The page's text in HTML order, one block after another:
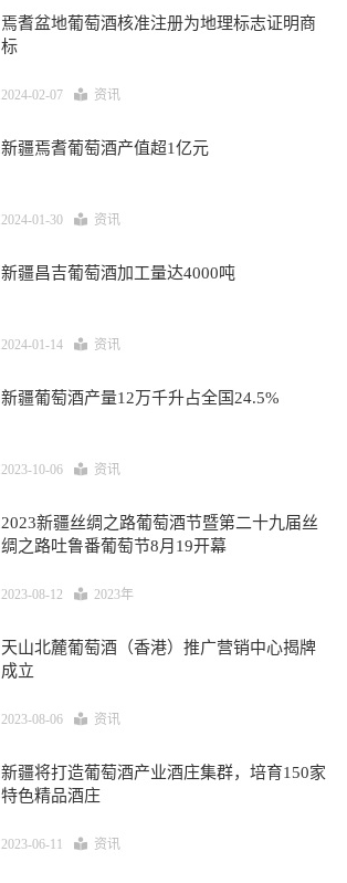
焉耆盆地葡萄酒核准注册为地理标志证明商
标
2024-02-07 资讯
新疆焉耆葡萄酒产值超1亿元
2024-01-30 资讯
新疆昌吉葡萄酒加工量达4000吨
2024-01-14 资讯
新疆葡萄酒产量12万千升占全国24.5%
2023-10-06 资讯
2023新疆丝绸之路葡萄酒节暨第二十九届丝
绸之路吐鲁番葡萄节8月19开幕
2023-08-12 2023年
天山北麓葡萄酒（香港）推广营销中心揭牌
成立
2023-08-06 资讯
新疆将打造葡萄酒产业酒庄集群，培育150家
特色精品酒庄
2023-06-11 资讯